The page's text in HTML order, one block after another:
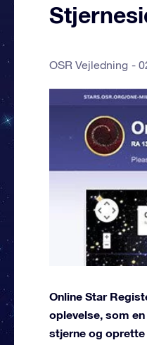
OSR Vejledning
Online Star
oplevelse, som
stjerne og oprette